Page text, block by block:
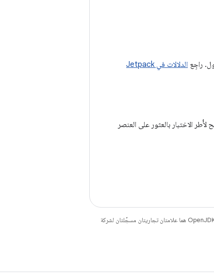
راجِع
الدلالات في Jetpack
لأُطر الاختبار بالعثور على العنصر
. إنّ Java وOpenJDK هما علامتان تجاريتان مسجَّلتان لشركة